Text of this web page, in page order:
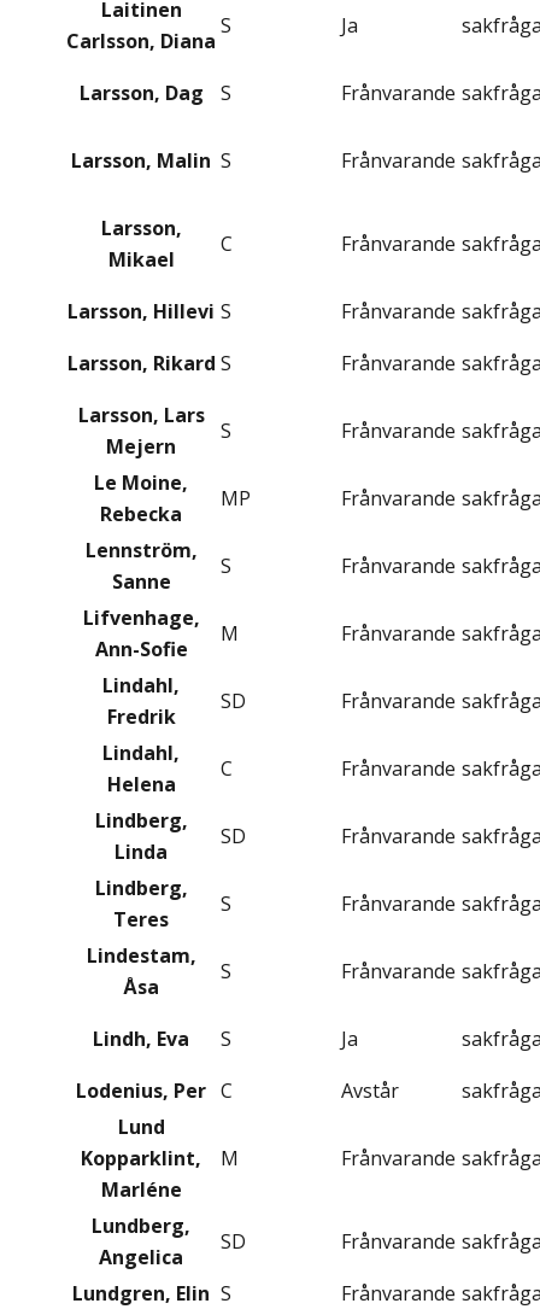
Laitinen
Carlsson, Diana
S Ja
Larsson, Dag S Frånvarande
Larsson, Malin S Frånvarande
Larsson,
Mikael
C Frånvarande
Larsson, Hillevi S Frånvarande
Larsson, Rikard S Frånvarande
Larsson, Lars
Mejern
S Frånvarande
Le Moine,
Rebecka
MP Frånvarande
Lennström,
Sanne
S Frånvarande
Lifvenhage,
Ann-Sofie
M Frånvarande
Lindahl,
Fredrik
SD Frånvarande
Lindahl,
Helena
C Frånvarande
Lindberg,
Linda
SD Frånvarande
Lindberg,
Teres
S Frånvarande
Lindestam,
Åsa
S Frånvarande
Lindh, Eva S Ja
Lodenius, Per C Avstår
Lund
Kopparklint,
Marléne
M Frånvarande
Lundberg,
Angelica
SD Frånvarande
Lundgren, Elin S Frånvarande